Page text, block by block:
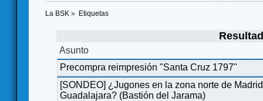
La BSK » Etiquetas
Asunto
Precompra reimpresión "Santa Cruz 1797"
[SONDEO] ¿Jugones en la zona norte de
Guadalajara? (Bastión del Jarama)